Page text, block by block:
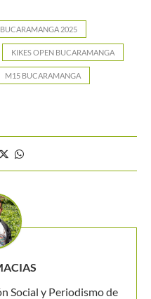
2025
KIKES OPEN BUCARAMANGA
M15 BUCARAMANGA
Social y Periodismo de